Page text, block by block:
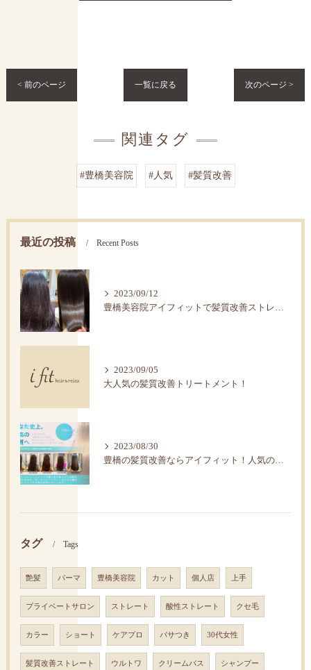
< 前のページ 一覧に戻る 次のページ >
関連タグ
#豊橋美容院 #人気 #髪質改善
最近の投稿 Recent Posts
2023/09/12
豊橋美容院アイフィットで髪質改善ストレートで艶髪へ。
2023/09/05
大人気の髪質改善トリートメント！
2023/08/30
豊橋の髪質改善ならアイフィット！人気の水素トリートメント
タグ Tags
艶髪 パーマ 豊橋美容院 カット 個人店 上手
プライベートサロン ストレート 酸性ストレート クセ毛
カラー ショート ケアプロ パサつき 30代女性
髪質改善ストレート ウルトワ クリームバス シャンプー